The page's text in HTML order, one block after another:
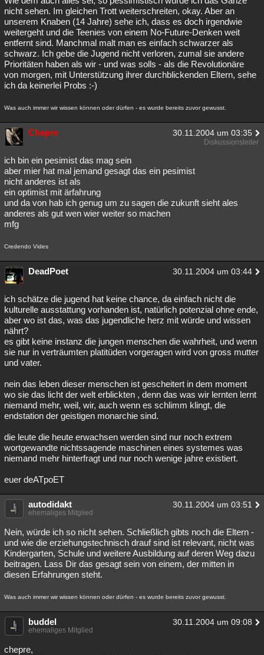
nicht sehen. Im gleichen Trott weiterschreiten, okay. Aber an
unserem Knaben (14 Jahre) sehe ich, dass es doch irgendwie
weitergeht und die Teenies von einem No-Future-Denken weit
entfernt sind. Manchmal malt man es einfach schwarzer als
schwarz. Ich gebe die Jugend nicht verloren, zumal sie andere
Prioritäten haben als wir - und was solls - als die Revolutionäre
von morgen, mit Unterstützung ihrer durchblickenden Eltern, sehe
ich da keinerlei Probs :-)
Was auch immer wir wissen können oder dürfen - es wurde bereits zuvor gewusst.
Chepre 30.11.2004 um 03:35
Diskussionsleiter
ich bin ein pesimist das mag sein
aber mier hat mal jemand gesagt das ein pesimist
nicht anderes ist als
ein optimist mit ärfahrung
und da von hab ich genug um zu sagen die zukunft sieht ales
anderes als gut wen wier weiter so machen
mfg
Credendo Vides
DeadPoet 30.11.2004 um 03:44
ich schätze die jugend hat keine chance, da einfach nicht die
kulturelle ausstattung vorhanden ist, natürlich potenzial ohne ende,
aber wo ist das, was das jugendliche herz mit würde und wissen
nährt?
es gibt keine instanz die jungen menschen die wahrheit, und wenn
sie nur in verträumten platitüden vorgeragen wird von gross mutter
und vater.
nein das leben dieser menschen ist gescheitert in dem moment
wo sie das licht der welt erblickten , denn das was wir lernten lernt
niemand mehr, weil, wir, auch wenn es schlimm klingt, die
endstation der geistigen monarchie sind.
die leute die heute erwachsen werden sind nur noch extrem
wortgewandte nichtssagende maschinen eines systemes was
niemand mehr hinterfragt und nur noch wenige jahre existiert.
euer deATpoET
autodidakt 30.11.2004 um 03:51
ehemaliges Mitglied
Nein, würde ich so nicht sehen. Schließlich gibts noch die Eltern -
und wie die erziehungstechnisch drauf sind ist relevant, nicht was
Kindergarten, Schule und weitere Ausbildung auf deren Weg dazu
beitragen. Lass Dir das gesagt sein von einem, der mitten in
diesen Erfahrungen steht.
Was auch immer wir wissen können oder dürfen - es wurde bereits zuvor gewusst.
buddel 30.11.2004 um 09:08
ehemaliges Mitglied
chepre,